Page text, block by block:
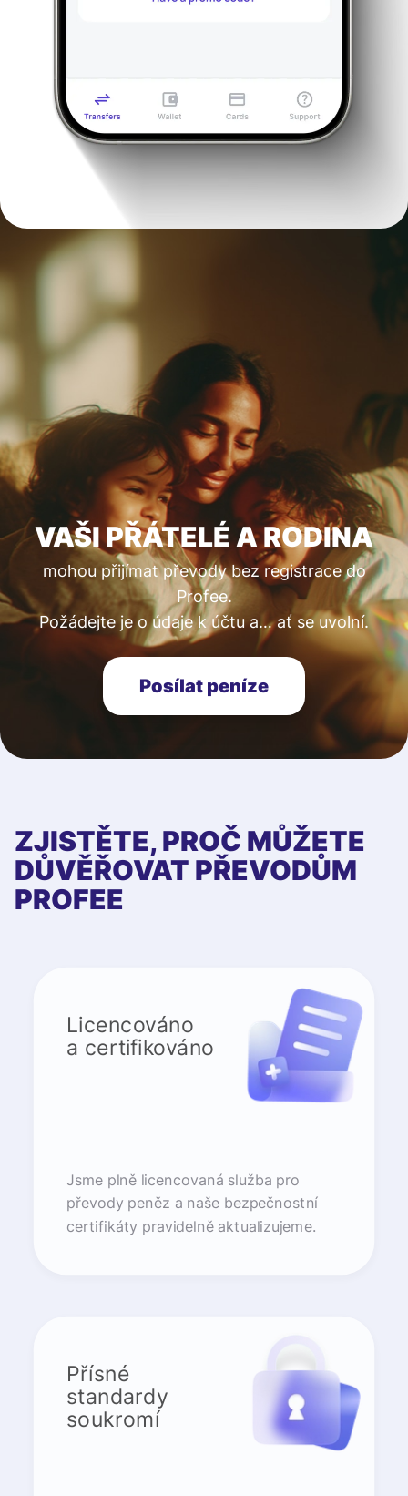
VAŠI PŘÁTELÉ A RODINA
mohou přijímat převody bez registrace do
Profee.
Požádejte je o údaje k účtu a… ať se uvolní.
Posílat peníze
ZJISTĚTE, PROČ MŮŽETE
DŮVĚŘOVAT PŘEVODŮM
PROFEE
Licencováno
a certifikováno
Jsme plně licencovaná služba pro
převody peněz a naše bezpečnostní
certifikáty pravidelně aktualizujeme.
Přísné
standardy
soukromí